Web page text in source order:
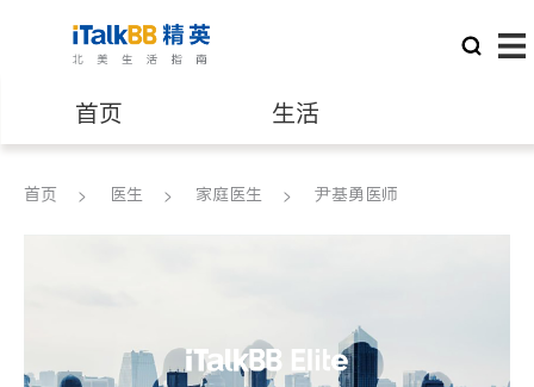
首页 生活
医生 律师
首页 医生 家庭医生 尹基勇医师